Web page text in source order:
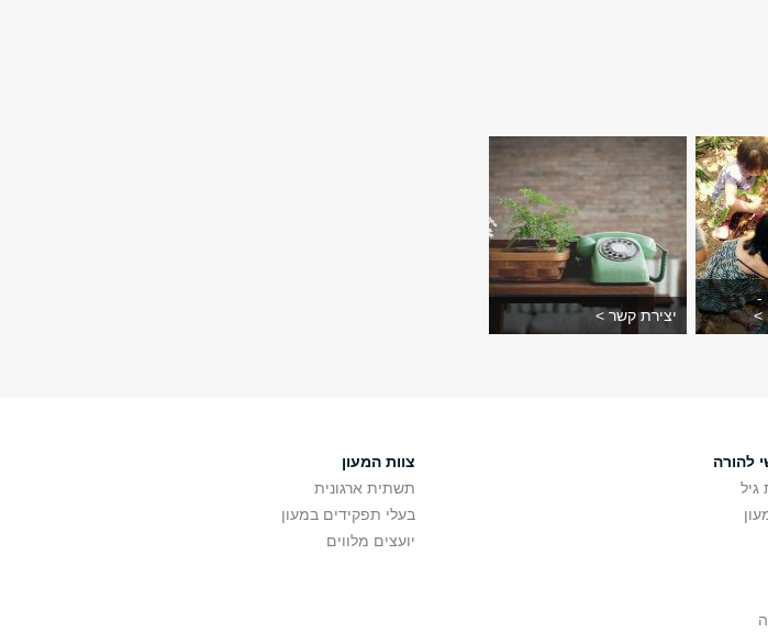
-
>
יצירת קשר >
להורה
גיל
צוות המעון
תשתית ארגונית
בעלי תפקידים במעון
יועצים מלווים